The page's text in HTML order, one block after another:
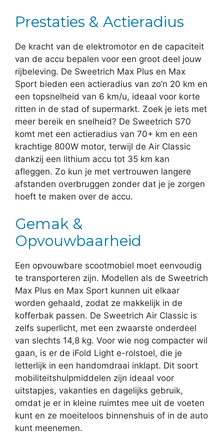
Prestaties & Actieradius
De kracht van de elektromotor en de capaciteit
van de accu bepalen voor een groot deel jouw
rijbeleving. De Sweetrich Max Plus en Max
Sport bieden een actieradius van zo’n 20 km en
een topsnelheid van 6 km/u, ideaal voor korte
ritten in de stad of supermarkt. Zoek je iets met
meer bereik en snelheid? De Sweetrich S70
komt met een actieradius van 70+ km en een
krachtige 800W motor, terwijl de Air Classic
dankzij een lithium accu tot 35 km kan
afleggen. Zo kun je met vertrouwen langere
afstanden overbruggen zonder dat je je zorgen
hoeft te maken over de accu.
Gemak &
Opvouwbaarheid
Een opvouwbare scootmobiel moet eenvoudig
te transporteren zijn. Modellen als de Sweetrich
Max Plus en Max Sport kunnen uit elkaar
worden gehaald, zodat ze makkelijk in de
kofferbak passen. De Sweetrich Air Classic is
zelfs superlicht, met een zwaarste onderdeel
van slechts 14,8 kg. Voor wie nog compacter wil
gaan, is er de iFold Light e-rolstoel, die je
letterlijk in een handomdraai inklapt. Dit soort
mobiliteitshulpmiddelen zijn ideaal voor
uitstapjes, vakanties en dagelijks gebruik,
omdat je er in kleine ruimtes mee uit de voeten
kunt en ze moeiteloos binnenshuis of in de auto
kunt meenemen.